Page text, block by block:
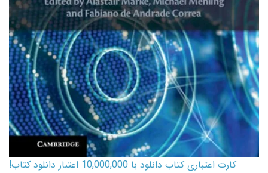
کارت اعتباری کتاب دانلود با 10,000,000 اعتبار دانلود کتاب!